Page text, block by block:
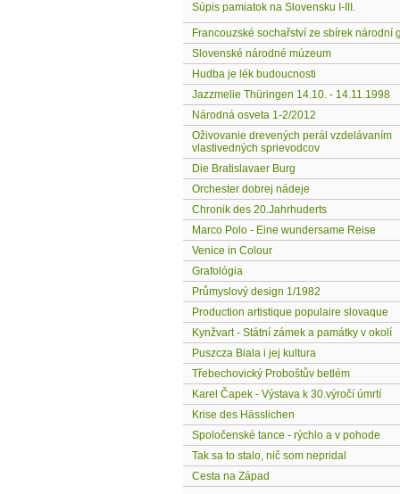
Súpis pamiatok na Slovensku I-III.
Francouzské sochařství ze sbírek národní
Slovenské národné múzeum
Hudba je lék budoucnosti
Jazzmelie Thüringen 14.10. - 14.11.1998
Národná osveta 1-2/2012
Oživovanie drevených perál vzdelávaním
vlastivedných sprievodcov
Die Bratislavaer Burg
Orchester dobrej nádeje
Chronik des 20.Jahrhuderts
Marco Polo - Eine wundersame Reise
Venice in Colour
Grafológia
Průmyslový design 1/1982
Production artistique populaire slovaque
Kynžvart - Státní zámek a památky v okolí
Puszcza Biala i jej kultura
Třebechovický Proboštův betlém
Karel Čapek - Výstava k 30.výročí úmrtí
Krise des Hässlichen
Spoločenské tance - rýchlo a v pohode
Tak sa to stalo, nič som nepridal
Cesta na Západ